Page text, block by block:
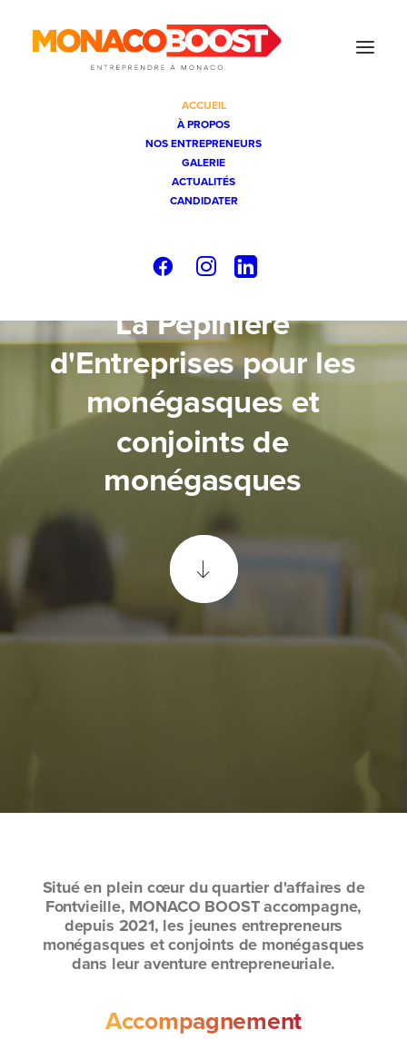
ACCUEIL
À PROPOS
NOS ENTREPRENEURS
GALERIE
ACTUALITÉS
CANDIDATER
LaPépinière
d'Entreprisespourles
monégasqueset
conjointsde
monégasques
Situé en plein cœur du quartier d'affaires de
Fontvieille, MONACO BOOST accompagne,
depuis 2021, les jeunes entrepreneurs
monégasques et conjoints de monégasques
dans leur aventure entrepreneuriale.
Accompagnement